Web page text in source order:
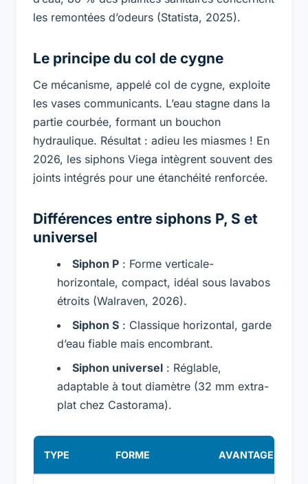
les remontées d’odeurs (Statista, 2025).
Le principe du col de cygne
Ce mécanisme, appelé col de cygne, exploite
les vases communicants. L’eau stagne dans la
partie courbée, formant un bouchon
hydraulique. Résultat : adieu les miasmes ! En
2026, les siphons Viega intègrent souvent des
joints intégrés pour une étanchéité renforcée.
Différences entre siphons P, S et
universel
Siphon P : Forme verticale-
horizontale, compact, idéal sous lavabos
étroits (Walraven, 2026).
Siphon S : Classique horizontal, garde
d’eau fiable mais encombrant.
Siphon universel : Réglable,
adaptable à tout diamètre (32 mm extra-
plat chez Castorama).
TYPE FORME AVANTAGES